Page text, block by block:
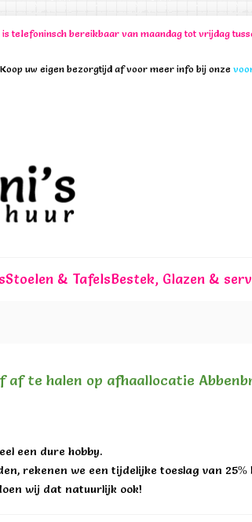
telefoninsch bereikbaar van maandag tot vrijdag
Koop uw eigen bezorgtijd af voor meer info bij onze
Stoelen & TafelsBestek, Glazen &
te halen op afhaallocatie
een dure hobby.
rekenen we een tijdelijke toeslag van
wij dat natuurlijk ook!